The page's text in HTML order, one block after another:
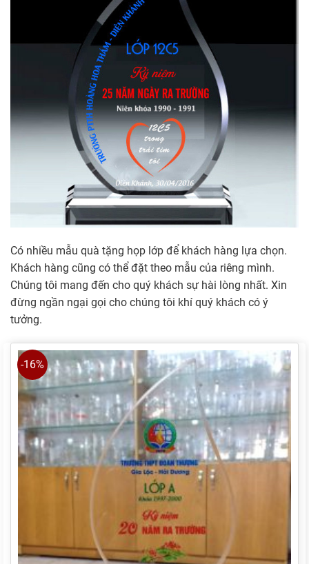
Có nhiều mẫu quà tặng họp lớp để khách hàng lựa chọn.
Khách hàng cũng có thể đặt theo mẫu của riêng mình.
Chúng tôi mang đến cho quý khách sự hài lòng nhất. Xin
đừng ngần ngại gọi cho chúng tôi khí quý khách có ý
tưởng.
-16%